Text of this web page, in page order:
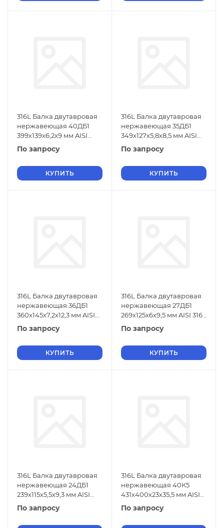
316L Балка двутавровая
нержавеющая 40ДБ1
399х139х6,2х9 мм AISI
316L ГОСТ 26020-83
По запросу
КУПИТЬ
316L Балка двутавровая
нержавеющая 35ДБ1
349х127х5,8х8,5 мм AISI
316L ГОСТ 26020-83
По запросу
КУПИТЬ
316L Балка двутавровая
нержавеющая 36ДБ1
360х145х7,2х12,3 мм AISI
316L ГОСТ 26020-83
По запросу
КУПИТЬ
316L Балка двутавровая
нержавеющая 27ДБ1
269х125х6х9,5 мм AISI 316L
ГОСТ 26020-83
По запросу
КУПИТЬ
316L Балка двутавровая
нержавеющая 24ДБ1
239х115х5,5х9,3 мм AISI
316L ГОСТ 26020-83
По запросу
316L Балка двутавровая
нержавеющая 40К5
431х400х23х35,5 мм AISI
316L ГОСТ 26020-83
По запросу